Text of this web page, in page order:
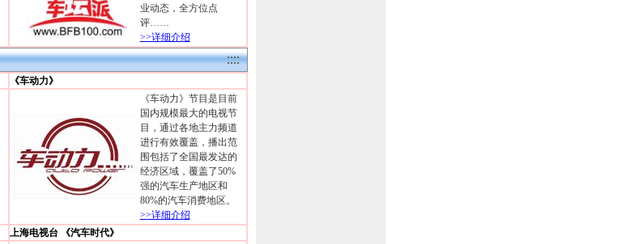
业动态，全方位点
评……
>>详细介绍
《车动力》
《车动力》节目是目前
国内规模最大的电视节
目，通过各地主力频道
进行有效覆盖，播出范
围包括了全国最发达的
经济区域，覆盖了50%
强的汽车生产地区和
80%的汽车消费地区。
>>详细介绍
上海电视台 《汽车时代》